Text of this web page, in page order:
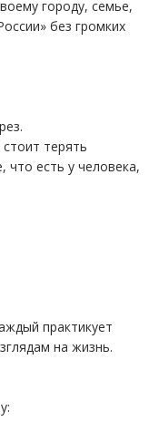
городу, семье,
без громких
терять
что есть у человека,
практикует
на жизнь.